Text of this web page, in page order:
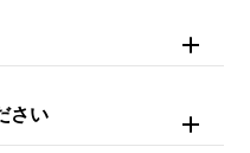
さい